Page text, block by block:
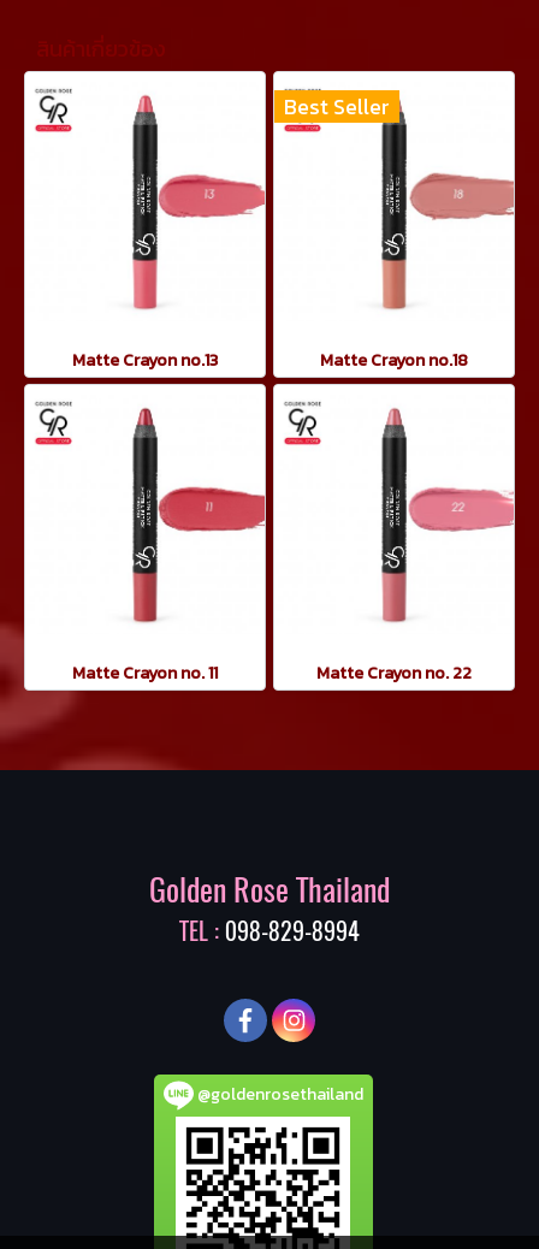
สินค้าเกี่ยวข้อง
Matte Crayon no.13
Best Seller
Matte Crayon no.18
Matte Crayon no. 11 Matte Crayon no. 22
Golden Rose Thailand
TEL : 098-829-8994
@goldenrosethailand